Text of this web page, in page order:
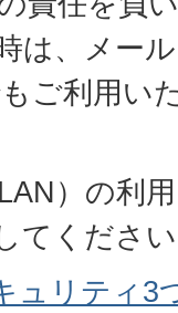
は、メー
ご利用い
）の利
てくださ
ュリティ3